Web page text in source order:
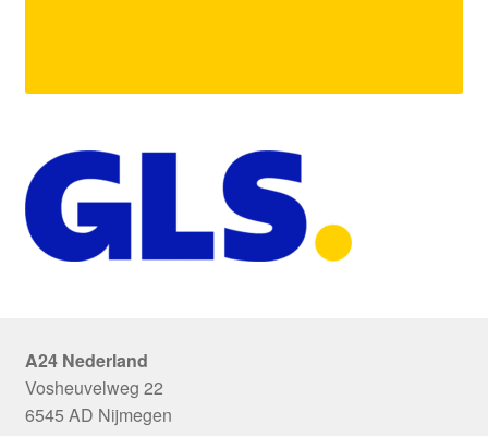
A24 Nederland
Vosheuvelweg 22
6545 AD Nijmegen